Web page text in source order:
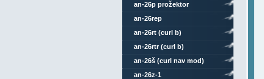
an-26p prožektor
an-26rep
an-26rt (curl b)
an-26rtr (curl b)
an-26š (curl nav mod)
an-26z-1